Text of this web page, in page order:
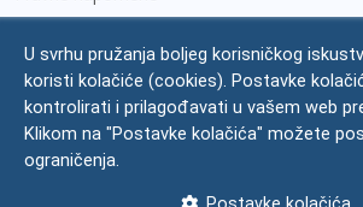
Zaštita osobnih podataka
Impressum
Česta pitanja
U svrhu pružanja boljeg korisničkog
koristi kolačiće (cookies). Postavke
kontrolirati i prilagođavati u vašem web
Klikom na "Postavke kolačića" možete
ograničenja.